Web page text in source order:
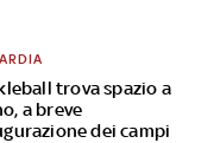
trova spazio a
a breve
dei campi